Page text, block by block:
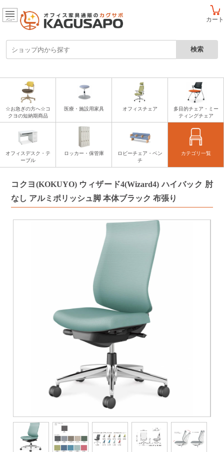
カート
メニュー
☆お急ぎの方へ☆コ
クヨの短納期商品
医療・施設用家具 オフィスチェア
多目的チェア・ミー
ティングチェア
オフィスデスク・テ
ーブル
ロッカー・保管庫
ロビーチェア・ベン
チ
カテゴリ一覧
コクヨ(KOKUYO) ウィザード4(Wizard4) ハイバック 肘
なし アルミポリッシュ脚 本体ブラック 布張り